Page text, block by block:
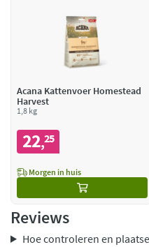
Acana Kattenvoer Homestead
Harvest
1,8 kg
22,25
Morgen in huis
Reviews
Hoe controleren en